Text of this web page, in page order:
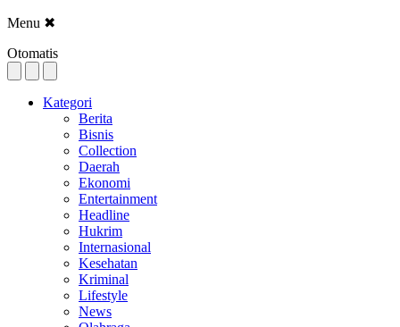
Menu ✖
Otomatis
Kategori
Berita
Bisnis
Collection
Daerah
Ekonomi
Entertainment
Headline
Hukrim
Internasional
Kesehatan
Kriminal
Lifestyle
News